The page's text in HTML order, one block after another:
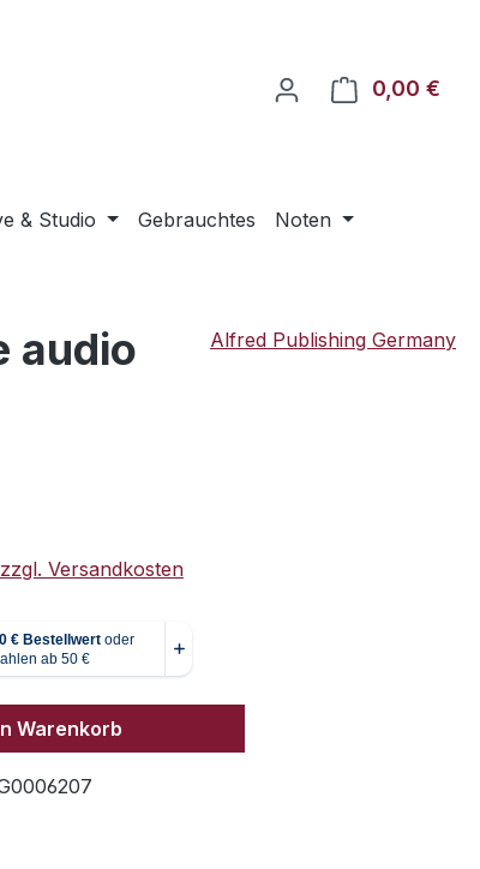
0,00 €
& Studio Gebrauchtes
Noten
audio Alfred Publishing Germany
Versandkosten
Warenkorb